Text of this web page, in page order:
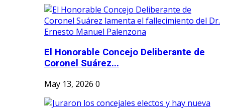
El Honorable Concejo Deliberante de
Coronel Suárez...
May 13, 2026 0